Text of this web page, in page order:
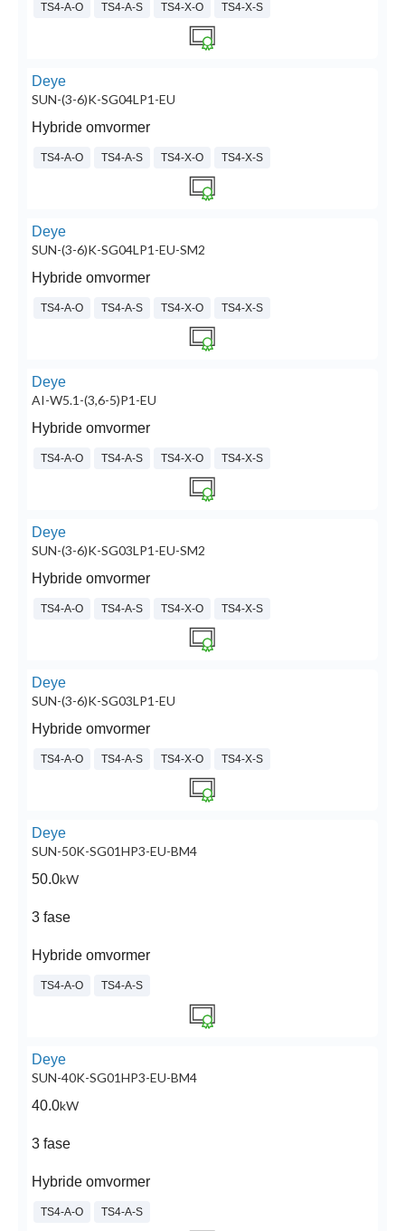
TS4-A-O TS4-A-S TS4-X-O TS4-X-S
Deye
SUN-(3-6)K-SG04LP1-EU
Hybride omvormer
TS4-A-O TS4-A-S TS4-X-O TS4-X-S
Deye
SUN-(3-6)K-SG04LP1-EU-SM2
Hybride omvormer
TS4-A-O TS4-A-S TS4-X-O TS4-X-S
Deye
AI-W5.1-(3,6-5)P1-EU
Hybride omvormer
TS4-A-O TS4-A-S TS4-X-O TS4-X-S
Deye
SUN-(3-6)K-SG03LP1-EU-SM2
Hybride omvormer
TS4-A-O TS4-A-S TS4-X-O TS4-X-S
Deye
SUN-(3-6)K-SG03LP1-EU
Hybride omvormer
TS4-A-O TS4-A-S TS4-X-O TS4-X-S
Deye
SUN-50K-SG01HP3-EU-BM4
50.0kW
3 fase
Hybride omvormer
TS4-A-O TS4-A-S
Deye
SUN-40K-SG01HP3-EU-BM4
40.0kW
3 fase
Hybride omvormer
TS4-A-O TS4-A-S